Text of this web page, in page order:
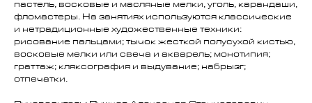
пастель, восковые и масляные мелки, уголь, карандаши,
фломастеры. На занятиях используются классические
и нетрадиционные художественные техники:
рисование пальцами; тычок жесткой полусухой кистью,
восковые мелки или свеча и акварель; монотипия;
граттаж; кляксография и выдувание; набрызг;
отпечатки.